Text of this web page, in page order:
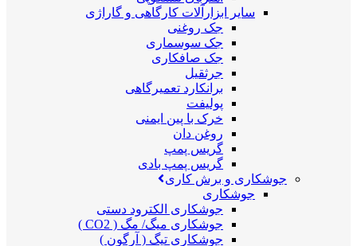
سایر ابزارآلات کارگاهی و گاراژی
جک روغنی
جک سوسماری
جک صافکاری
جرثقیل
برانکارد تعمیرگاهی
پولیفت
خرک با پین ایمنی
روغن دان
گریس پمپ
گریس پمپ بادی
جوشکاری و برش کاری
جوشکاری
جوشکاری الکترود دستی
جوشکاری میگ/ مگ ( CO2 )
جوشکاری تیگ ( آرگون )